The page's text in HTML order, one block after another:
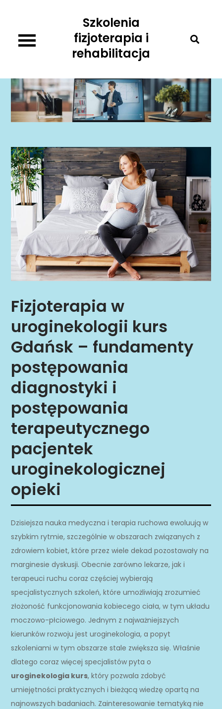
content
Szkolenia
fizjoterapia i
rehabilitacja
Fizjoterapia w
uroginekologii kurs
Gdańsk – fundamenty
postępowania
diagnostyki i
postępowania
terapeutycznego
pacjentek
uroginekologicznej
opieki
Dzisiejsza nauka medyczna i terapia ruchowa ewoluują w
szybkim rytmie, szczególnie w obszarach związanych z
zdrowiem kobiet, które przez wiele dekad pozostawały na
marginesie dyskusji. Obecnie zarówno lekarze, jak i
terapeuci ruchu coraz częściej wybierają
specjalistycznych szkoleń, które umożliwiają zrozumieć
złożoność funkcjonowania kobiecego ciała, w tym układu
moczowo-płciowego. Jednym z najważniejszych
kierunków rozwoju jest uroginekologia, a popyt
szkoleniami w tym obszarze stale zwiększa się. Właśnie
dlatego coraz więcej specjalistów pyta o
uroginekologia kurs, który pozwala zdobyć
umiejętności praktycznych i bieżącą wiedzę opartą na
najnowszych badaniach. Zainteresowanie tematyką nie